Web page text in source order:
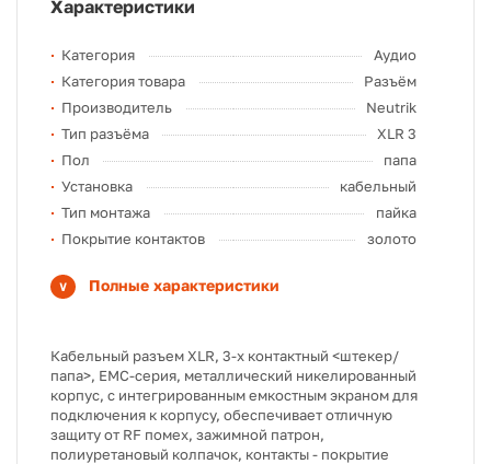
Характеристики
Категория
Аудио
Категория товара
Разъём
Производитель
Neutrik
Тип разъёма
XLR 3
Пол
папа
Установка
кабельный
Тип монтажа
пайка
Покрытие контактов
золото
Полные характеристики
Кабельный разъем XLR, 3-х контактный <штекер/
папа>, EMC-серия, металлический никелированный
корпус, с интегрированным емкостным экраном для
подключения к корпусу, обеспечивает отличную
защиту от RF помех, зажимной патрон,
полиуретановый колпачок, контакты - покрытие